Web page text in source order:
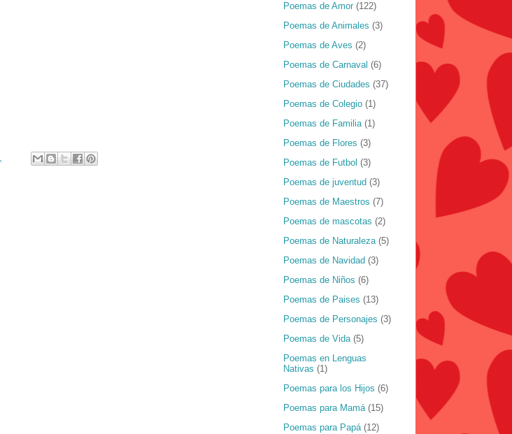
Poemas de Amor (122)
Poemas de Animales (3)
Poemas de Aves (2)
Poemas de Carnaval (6)
Poemas de Ciudades (37)
Poemas de Colegio (1)
Poemas de Familia (1)
Poemas de Flores (3)
Poemas de Futbol (3)
Poemas de juventud (3)
Poemas de Maestros (7)
Poemas de mascotas (2)
Poemas de Naturaleza (5)
Poemas de Navidad (3)
Poemas de Niños (6)
Poemas de Paises (13)
Poemas de Personajes (3)
Poemas de Vida (5)
Poemas en Lenguas
Nativas (1)
Poemas para los Hijos (6)
Poemas para Mamá (15)
Poemas para Papá (12)